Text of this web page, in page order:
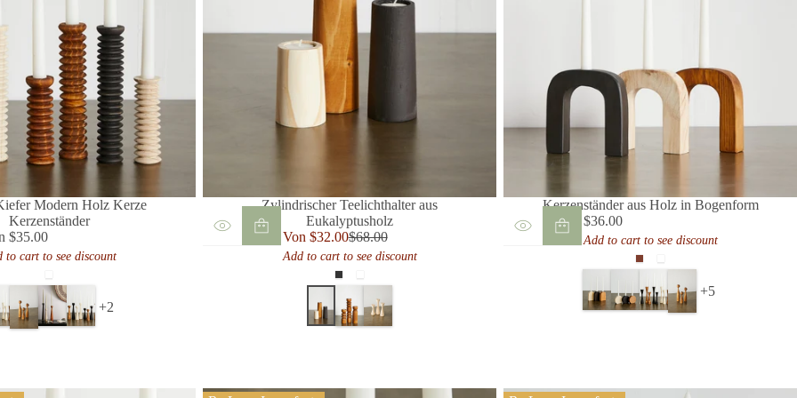
Modern Holz Kerze
Kerzenständer
$35.00
to cart to see discount
Neutral
+2
Zylindrischer Teelichthalter aus
Eukalyptusholz
Verkaufspreis
Von $32.00Regulärer
Preis
$68.00
Add to cart to see discount
Espresso
Kerzenständer aus Holz in Bogenform
Regulärer
Preis
$36.00
Add to cart to see discount
Cognac
+5